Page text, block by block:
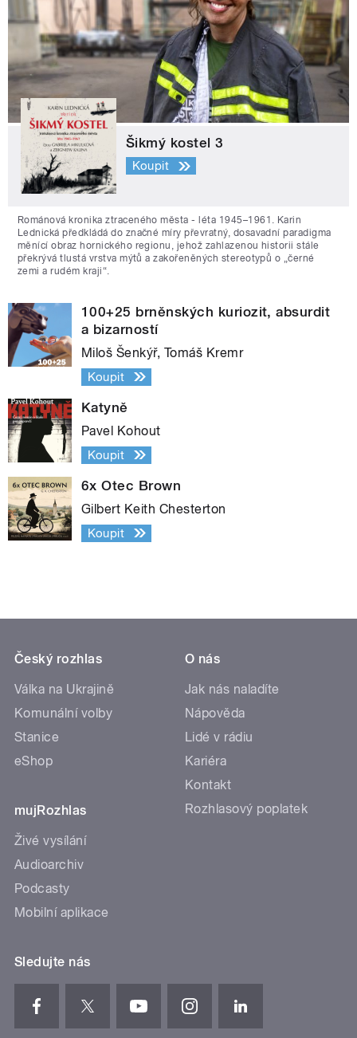
Šikmý kostel 3
Koupit
Románová kronika ztraceného města - léta 1945–1961. Karin
Lednická předkládá do značné míry převratný, dosavadní paradigma
měnící obraz hornického regionu, jehož zahlazenou historii stále
překrývá tlustá vrstva mýtů a zakořeněných stereotypů o „černé
zemi a rudém kraji“.
100+25 brněnských kuriozit, absurdit
a bizarností
Miloš Šenkýř, Tomáš Kremr
Koupit
Katyně
Pavel Kohout
Koupit
6x Otec Brown
Gilbert Keith Chesterton
Koupit
Český rozhlas
Válka na Ukrajině
Komunální volby
Stanice
eShop
mujRozhlas
Živé vysílání
Audioarchiv
Podcasty
Mobilní aplikace
O nás
Jak nás naladíte
Nápověda
Lidé v rádiu
Kariéra
Kontakt
Rozhlasový poplatek
Sledujte nás